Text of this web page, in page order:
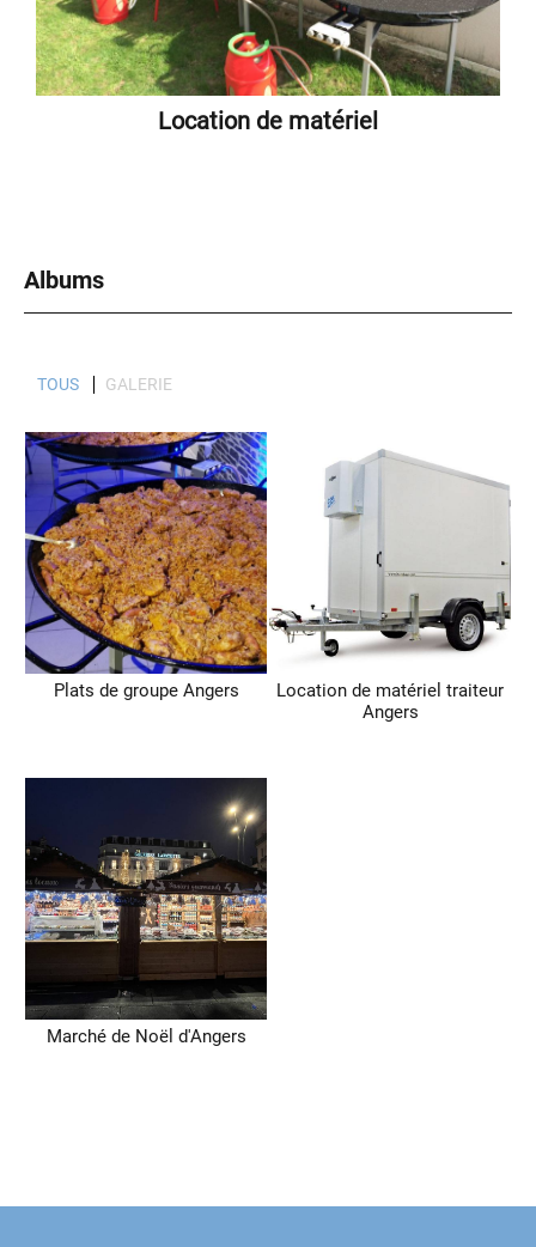
Location de matériel
Albums
TOUS GALERIE
Plats de groupe Angers
Location de matériel traiteur
Angers
Marché de Noël d'Angers